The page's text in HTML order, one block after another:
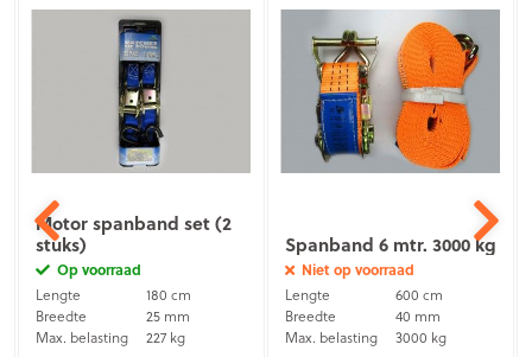
Motor spanband set (2
stuks)
Op voorraad
Lengte
180 cm
Breedte
25 mm
Max. belasting
227 kg
Spanband 6 mtr. 3000 kg
Niet op voorraad
Lengte
600 cm
Breedte
40 mm
Max. belasting
3000 kg